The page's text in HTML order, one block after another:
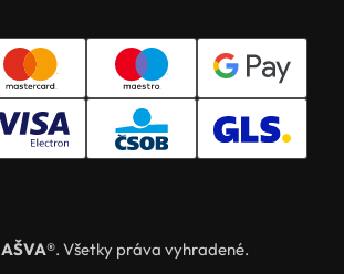
AŠVA®. Všetky práva vyhradené.